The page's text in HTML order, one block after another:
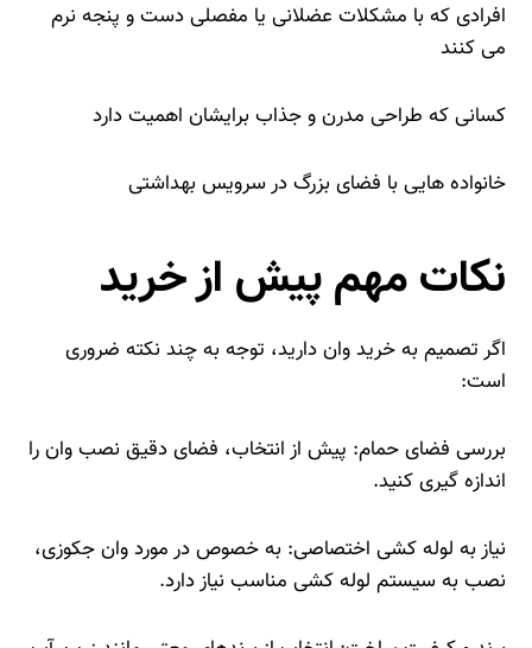
افرادی که با مشکلات عضلانی یا مفصلی دست‌ و پنجه نرم
می‌ کنند
کسانی که طراحی مدرن و جذاب برایشان اهمیت دارد
خانواده‌ هایی با فضای بزرگ در سرویس بهداشتی
نکات مهم پیش از خرید
اگر تصمیم به خرید وان دارید، توجه به چند نکته ضروری
است:
بررسی فضای حمام: پیش از انتخاب، فضای دقیق نصب وان را
اندازه‌ گیری کنید.
نیاز به لوله‌ کشی اختصاصی: به‌ خصوص در مورد وان جکوزی،
نصب به سیستم لوله‌ کشی مناسب نیاز دارد.